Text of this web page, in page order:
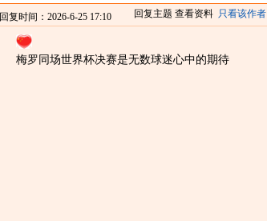
回复时间：2026-6-25 17:10 回复主题 查看资料 只看该作者
梅罗同场世界杯决赛是无数球迷心中的期待